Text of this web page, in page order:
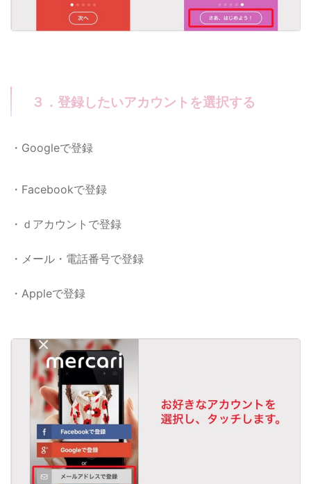
３．登録したいアカウントを選択する
・Googleで登録
・Facebookで登録
・ｄアカウントで登録
・メール・電話番号で登録
・Appleで登録